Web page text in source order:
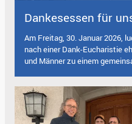
Dankesessen für
Am Freitag, 30. Januar 2026,
nach einer Dank-Eucharistie
und Männer zu einem